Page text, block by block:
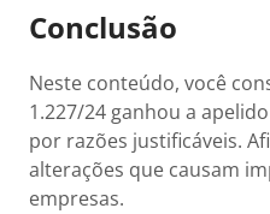
Conclusão
Neste conteúdo, você
1.227/24 ganhou a
por razões justificáveis.
alterações que causam
empresas.